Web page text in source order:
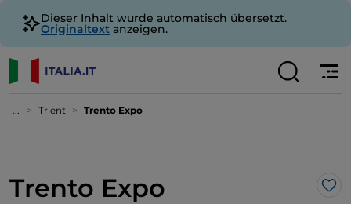
Dieser Inhalt wurde automatisch übersetzt.
Originaltext anzeigen.
... Trient Trento Expo
Trento Expo